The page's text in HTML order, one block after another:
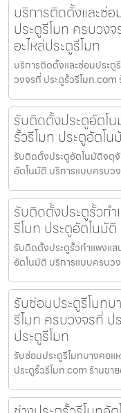
บริการติดตั้งและซ่อ
ประตูรีโมท ครบวง
อะไหล่ประตูรีโมท
บริการติดตั้งและซ่อมประตู
วงจรที่ ประตูรั้วรีโมท.com
รับติดตั้งประตูอัตโ
รั้วรีโมท ประตูอัตโ
รับติดตั้งประตูอัตโนมัติจตุจั
อัตโนมัติ บริการแบบครบ
รับติดตั้งประตูรั้วก
รีโมท ประตูอัตโนมัติ
รับติดตั้งประตูรั้วกำแพงแส
อัตโนมัติ บริการแบบครบว
รับซ่อมประตูรีโมทบ
รีโมท ครบวงจรที่ ป
ประตูรีโมท
รับซ่อมประตูรีโมทบางคอแ
ประตูรั้วรีโมท.com ร้านขา